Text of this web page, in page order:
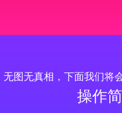
无图无真相，下面我们将
操作